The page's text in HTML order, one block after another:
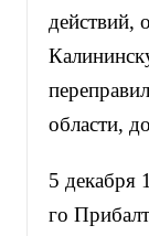
действий,
области,
5 декабря
го